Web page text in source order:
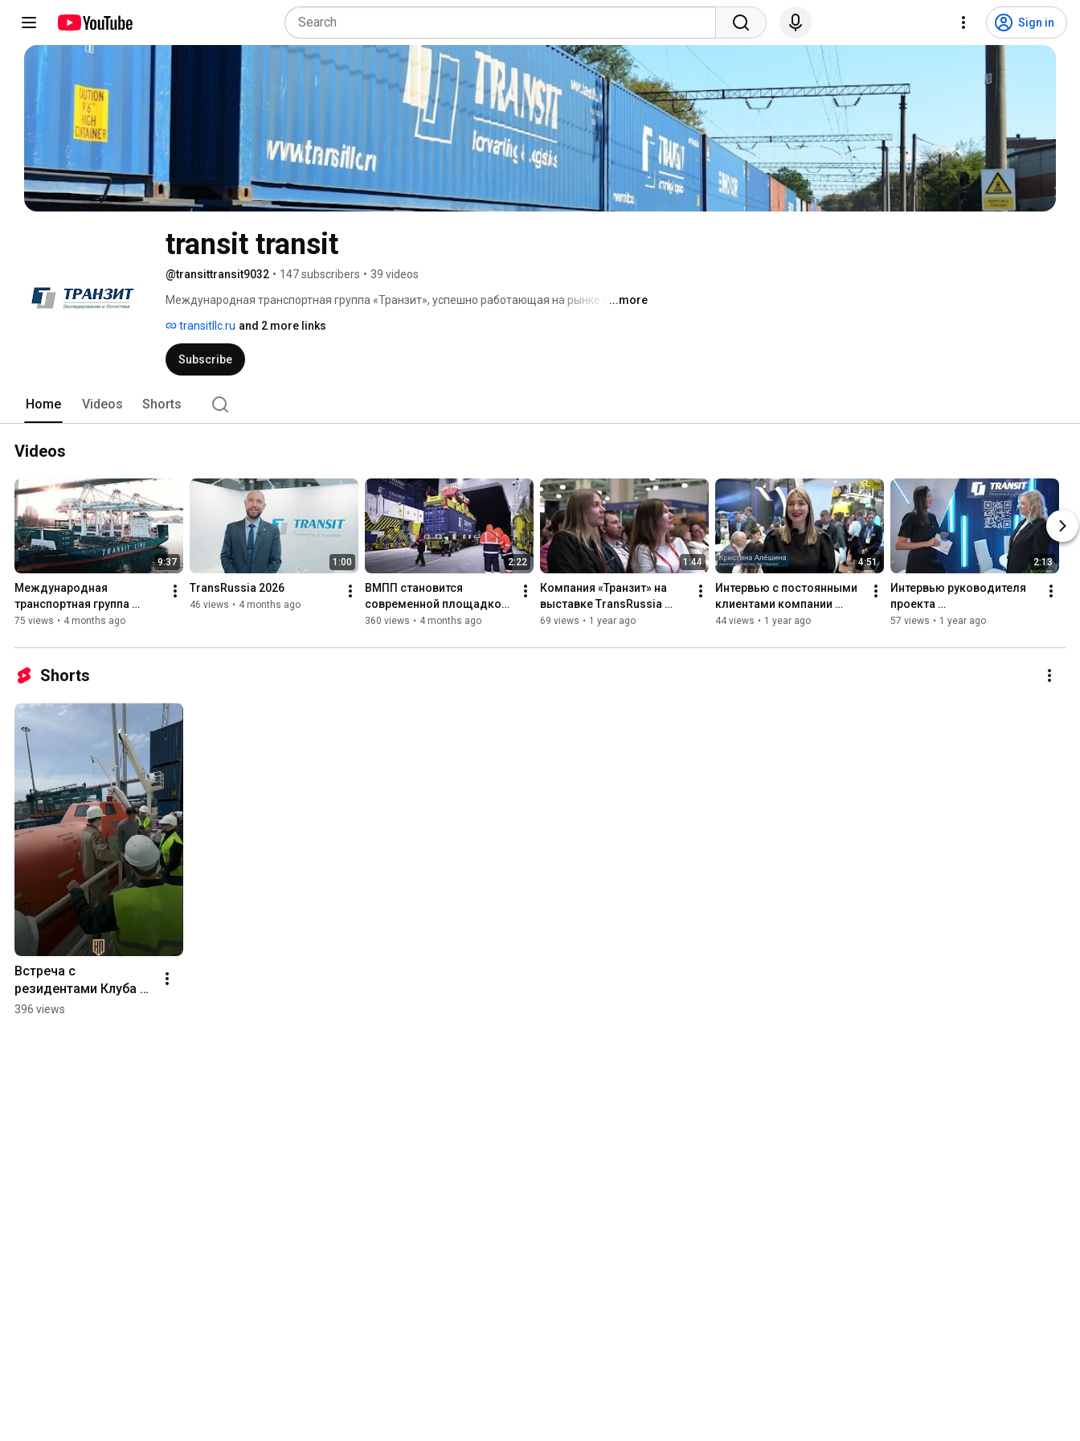
Sign in
transit transit
@transittransit9032 • 147 subscribers • 39 videos
Международная транспортная группа «Транзит», успешно работающая на рынке с 2007
...more
transitllc.ru and 2 more links
Subscribe
Home Videos Shorts
Videos
9:37
Международная
транспортная группа
«ТРАНЗИТ»
75 views • 4 months ago
1:00
TransRussia 2026
46 views • 4 months ago
2:22
ВМПП становится
современной площадкой
с новейшими
360 views • 4 months ago
1:44
Компания «Транзит» на
выставке TransRussia
2025
69 views • 1 year ago
4:51
Интервью с постоянными
клиентами компании
«Транзит» на выставке
44 views • 1 year ago
2:13
Интервью руководителя
проекта
рефрижераторных
TransRussia 2025
57 views • 1 year ago
Shorts
Встреча с
резидентами Клуба
предпринимателей
396 views